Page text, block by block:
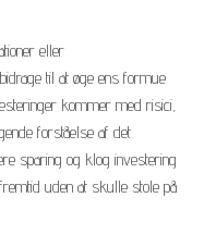
eller
til at øge ens formue
kommer med risici,
forståelse af det
sparing og klog investering
uden at skulle stole på